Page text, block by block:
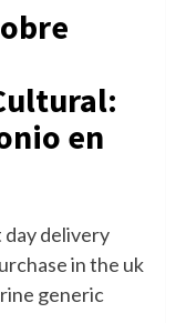
en
day delivery
in the uk
generic